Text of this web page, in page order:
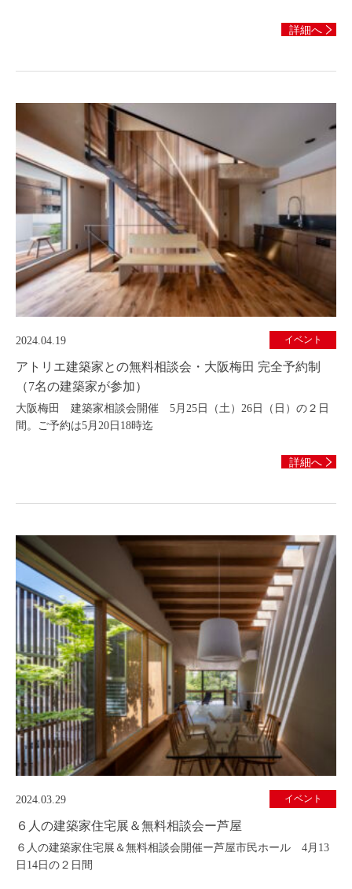
詳細へ
2024.04.19
アトリエ建築家との無料相談会・大阪梅田 完全予約制
（7名の建築家が参加）
大阪梅田 建築家相談会開催 5月25日（土）26日（日）の２日
間。ご予約は5月20日18時迄
イベント
詳細へ
2024.03.29
６人の建築家住宅展＆無料相談会ー芦屋
６人の建築家住宅展＆無料相談会開催ー芦屋市民ホール 4月13
日14日の２日間
イベント